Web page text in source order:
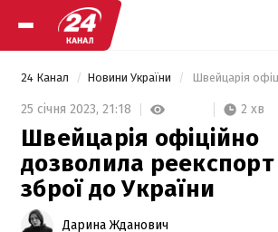
24 Канал Новини України
25 січня 2023, 21:18 2 хв
Швейцарія офіційно
дозволила реекспорт
зброї до України
Дарина Жданович